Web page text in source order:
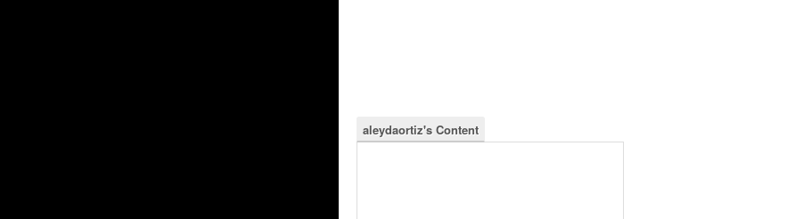
aleydaortiz's Content